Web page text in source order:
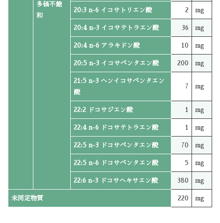
多価不飽
和
20:3 n-6 イコサトリエン酸 2 mg
20:4 n-3 イコサテトラエン酸 36 mg
20:4 n-6 アラキドン酸 10 mg
20:5 n-3 イコサペンタエン酸 200 mg
21:5 n-3 ヘンイコサペンタエン
酸
7 mg
22:2 ドコサジエン酸 1 mg
22:4 n-6 ドコサテトラエン酸 1 mg
22:5 n-3 ドコサペンタエン酸 70 mg
22:5 n-6 ドコサペンタエン酸 5 mg
22:6 n-3 ドコサヘキサエン酸 380 mg
未同定物質 220 mg